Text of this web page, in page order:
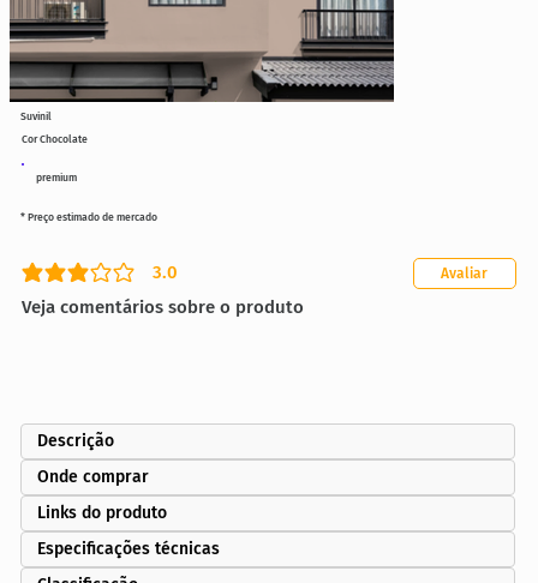
premium
Cor Chocolate
3.0
classificação média é 3 de 5
Veja comentários sobre o produto
Avaliar
* Preço estimado de mercado
Suvinil
Descrição
Onde comprar
Links do produto
Especificações técnicas